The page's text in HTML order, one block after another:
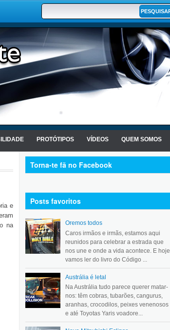
PROTÓTIPOS VÍDEOS QUEM SOMOS
e
na
Torna-te fã no Facebook
Posts favoritos
Oremos todos
Caros irmãos e irmãs, estamos aqui
reunidos para celebrar a estrada que
nos une e onde a vida acontece. E hoje
vamos ler do livro do Código ...
Austrália é letal
Na Austrália tudo parece querer matar-
nos: têm cobras, tubarões, cangurus,
aranhas, crocodilos, peixes venenosos
e até Toyotas Yaris voadore...